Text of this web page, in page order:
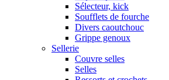
Sélecteur, kick
Soufflets de fourche
Divers caoutchouc
Grippe genoux
Sellerie
Couvre selles
Selles